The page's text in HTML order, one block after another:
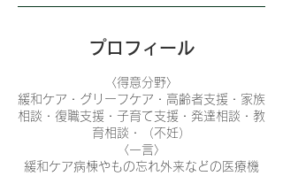
プロフィール
〈得意分野〉
緩和ケア・グリーフケア・高齢者支援・家族
相談・復職支援・子育て支援・発達相談・教
育相談・（不妊）
〈一言〉
緩和ケア病棟やもの忘れ外来などの医療機